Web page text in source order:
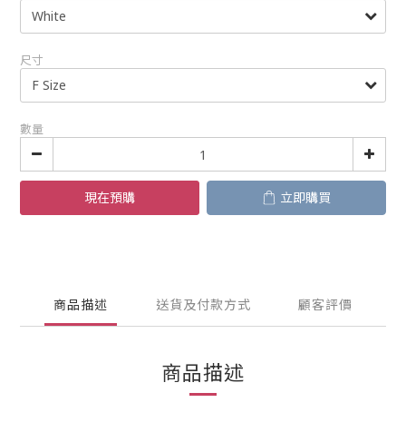
尺寸
數量
現在預購 立即購買
商品描述 送貨及付款方式 顧客評價
商品描述